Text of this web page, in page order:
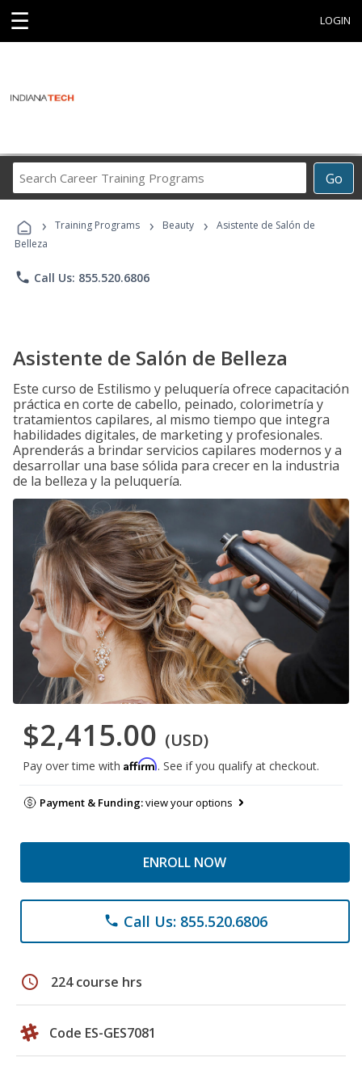
☰ LOGIN
Go
Career
Programs
› Training Programs › Beauty ›
Asistente de Salón de
Belleza
phone Call Us: 855.520.6806
Asistente de Salón de Belleza
Este curso de Estilismo y peluquería ofrece capacitación
práctica en corte de cabello, peinado, colorimetría y
tratamientos capilares, al mismo tiempo que integra
habilidades digitales, de marketing y profesionales.
Aprenderás a brindar servicios capilares modernos y a
desarrollar una base sólida para crecer en la industria
de la belleza y la peluquería.
$2,415.00 (USD)
Pay over time with Affirm. See if you qualify at checkout.
Payment & Funding:view your options
ENROLL NOW
phone Call Us: 855.520.6806
schedule 224 course hrs
Code ES-GES7081